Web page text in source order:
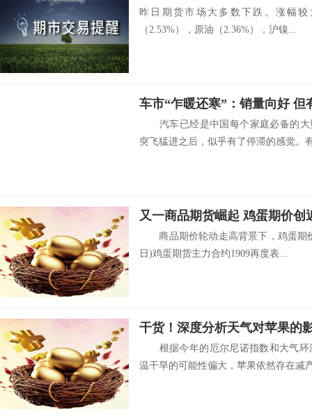
昨日期货市场大多数下跌。涨幅较
（2.53%），原油（2.36%），沪镍...
汽车已经是中国每个家庭必备的大
突飞猛进之后，似乎有了停滞的感觉。
又一商品期货崛起 鸡蛋期价创
商品期价轮动走高背景下，鸡蛋期
日)鸡蛋期货主力合约1909再度表...
干货！深度分析天气对苹果的
根据今年的厄尔尼诺指数和大气环
温干旱的可能性偏大，苹果依然存在减